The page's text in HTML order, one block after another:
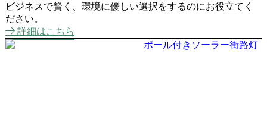
ビジネスで賢く、環境に優しい選択をするのにお役立てく
ださい。
詳細はこちら